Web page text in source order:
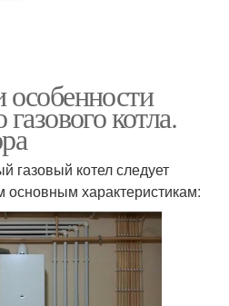
котла.
газовый котел следует
характеристикам: